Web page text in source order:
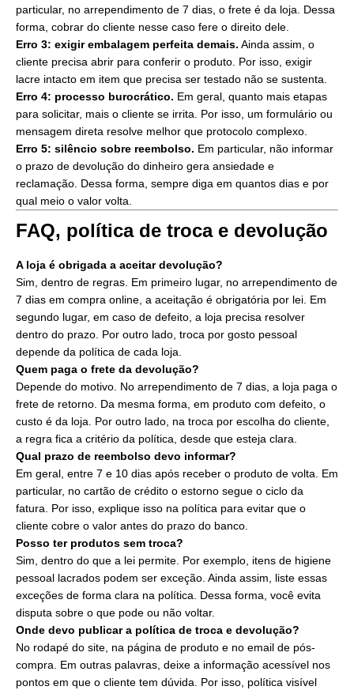
particular, no arrependimento de 7 dias, o frete é da loja. Dessa
forma, cobrar do cliente nesse caso fere o direito dele.
Erro 3: exigir embalagem perfeita demais. Ainda assim, o
cliente precisa abrir para conferir o produto. Por isso, exigir
lacre intacto em item que precisa ser testado não se sustenta.
Erro 4: processo burocrático. Em geral, quanto mais etapas
para solicitar, mais o cliente se irrita. Por isso, um formulário ou
mensagem direta resolve melhor que protocolo complexo.
Erro 5: silêncio sobre reembolso. Em particular, não informar
o prazo de devolução do dinheiro gera ansiedade e
reclamação. Dessa forma, sempre diga em quantos dias e por
qual meio o valor volta.
FAQ, política de troca e devolução
A loja é obrigada a aceitar devolução?
Sim, dentro de regras. Em primeiro lugar, no arrependimento de
7 dias em compra online, a aceitação é obrigatória por lei. Em
segundo lugar, em caso de defeito, a loja precisa resolver
dentro do prazo. Por outro lado, troca por gosto pessoal
depende da política de cada loja.
Quem paga o frete da devolução?
Depende do motivo. No arrependimento de 7 dias, a loja paga o
frete de retorno. Da mesma forma, em produto com defeito, o
custo é da loja. Por outro lado, na troca por escolha do cliente,
a regra fica a critério da política, desde que esteja clara.
Qual prazo de reembolso devo informar?
Em geral, entre 7 e 10 dias após receber o produto de volta. Em
particular, no cartão de crédito o estorno segue o ciclo da
fatura. Por isso, explique isso na política para evitar que o
cliente cobre o valor antes do prazo do banco.
Posso ter produtos sem troca?
Sim, dentro do que a lei permite. Por exemplo, itens de higiene
pessoal lacrados podem ser exceção. Ainda assim, liste essas
exceções de forma clara na política. Dessa forma, você evita
disputa sobre o que pode ou não voltar.
Onde devo publicar a política de troca e devolução?
No rodapé do site, na página de produto e no email de pós-
compra. Em outras palavras, deixe a informação acessível nos
pontos em que o cliente tem dúvida. Por isso, política visível